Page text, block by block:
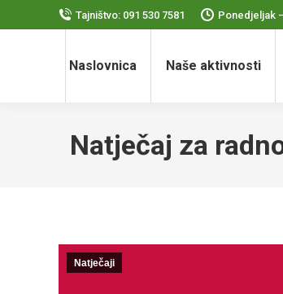
Tajništvo: 091 530 7581 Ponedjeljak
Naslovnica Naše aktivnosti
Natječaj za
Natječaji